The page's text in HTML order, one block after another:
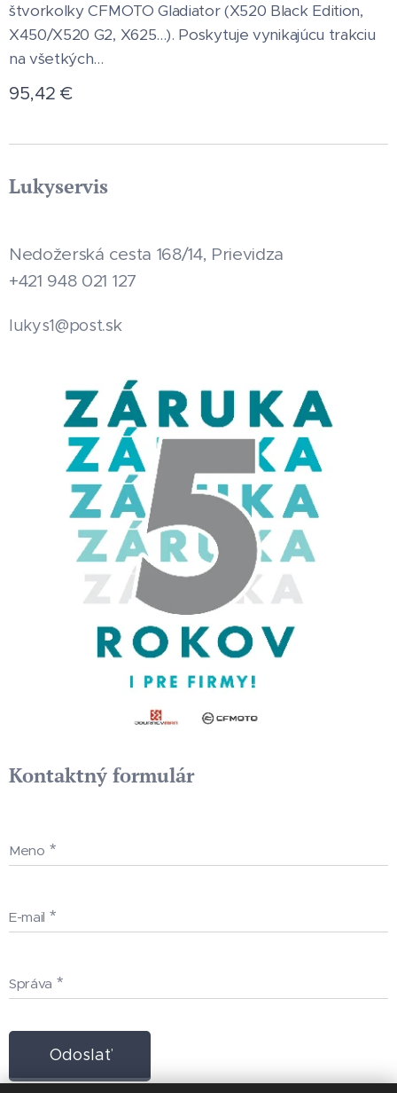
štvorkolky CFMOTO Gladiator (X520 Black Edition,
X450/X520 G2, X625...). Poskytuje vynikajúcu trakciu
na všetkých...
95,42 €
Lukyservis
Nedožerská cesta 168/14, Prievidza
+421 948 021 127
lukys1@post.sk
Kontaktný formulár
Meno
E-mail
Správa
Odoslať